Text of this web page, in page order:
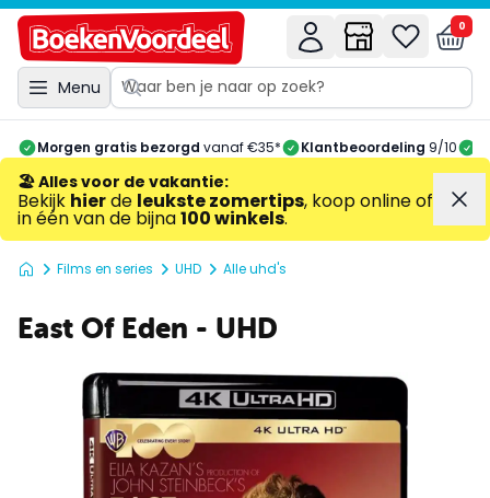
Menu
0
Morgen gratis bezorgd vanaf €35* Klantbeoordeling 9/10
🏖️ Alles voor de vakantie:
Bekijk hierde leukste zomertips, koop online of
in één van de bijna100 winkels.
Films en series UHD Alle uhd's
East Of Eden - UHD